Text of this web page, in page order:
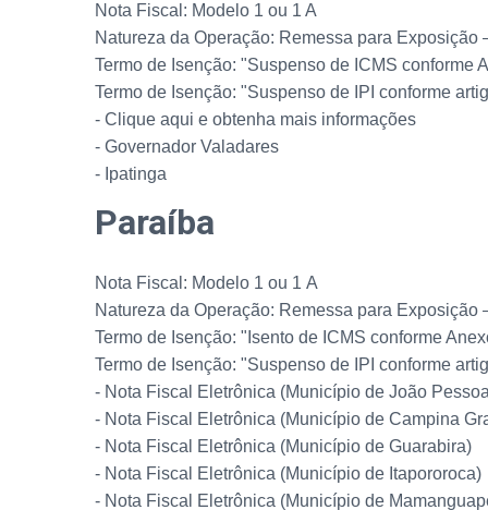
Nota Fiscal: Modelo 1 ou 1 A
Natureza da Operação: Remessa para Exposição
Termo de Isenção: "Suspenso de ICMS conforme
Termo de Isenção: "Suspenso de IPI conforme
- Clique aqui e obtenha mais informações
- Governador Valadares
- Ipatinga
Paraíba
Nota Fiscal: Modelo 1 ou 1 A
Natureza da Operação: Remessa para Exposição
Termo de Isenção: "Isento de ICMS conforme
Termo de Isenção: "Suspenso de IPI conforme
- Nota Fiscal Eletrônica (Município de João
- Nota Fiscal Eletrônica (Município de Campina
- Nota Fiscal Eletrônica (Município de Guarabira)
- Nota Fiscal Eletrônica (Município de Itapororoca)
- Nota Fiscal Eletrônica (Município de